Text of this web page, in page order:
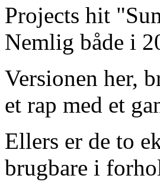
Projects hit
Nemlig både i
Versionen her,
et rap med et
Ellers er de to
brugbare i